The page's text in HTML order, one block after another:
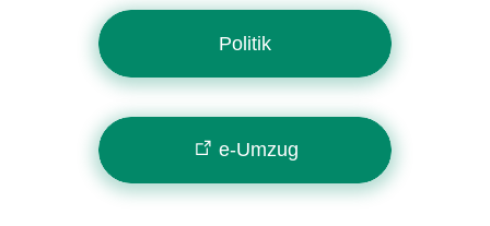
Politik
e-Umzug